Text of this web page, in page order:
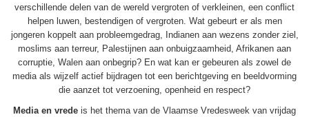
verschillende delen van de wereld vergroten of verkleinen, een conflict
helpen luwen, bestendigen of vergroten. Wat gebeurt er als men
jongeren koppelt aan probleemgedrag, Indianen aan wezens zonder ziel,
moslims aan terreur, Palestijnen aan onbuigzaamheid, Afrikanen aan
corruptie, Walen aan onbegrip? En wat kan er gebeuren als zowel de
media als wijzelf actief bijdragen tot een berichtgeving en beeldvorming
die aanzet tot verzoening, openheid en respect?
Media en vrede is het thema van de Vlaamse Vredesweek van vrijdag